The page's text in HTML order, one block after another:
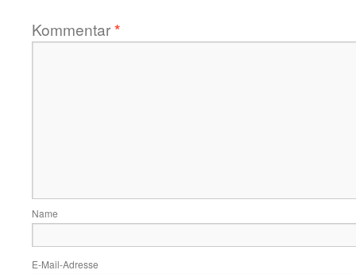
Kommentar*
Name
E-Mail-Adresse